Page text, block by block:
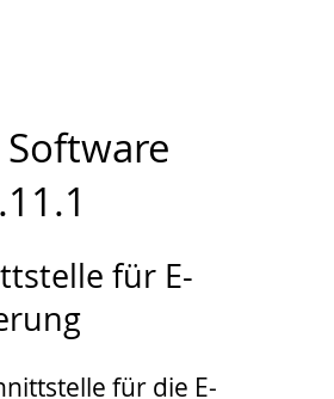
für E-
für die E-